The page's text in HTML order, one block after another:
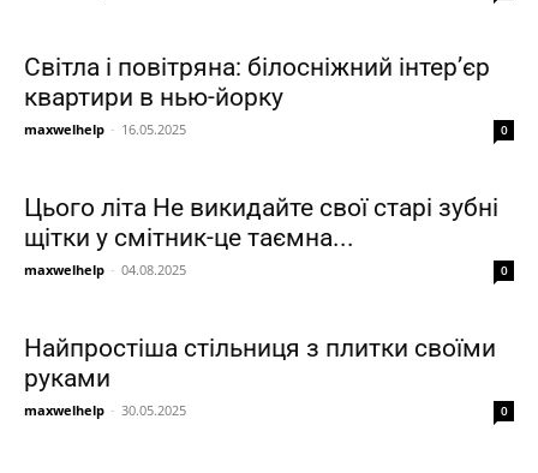
Світла і повітряна: білосніжний інтер’єр
квартири в нью-йорку
maxwelhelp - 16.05.2025 0
Цього літа Не викидайте свої старі зубні
щітки у смітник-це таємна...
maxwelhelp - 04.08.2025 0
Найпростіша стільниця з плитки своїми
руками
maxwelhelp - 30.05.2025 0